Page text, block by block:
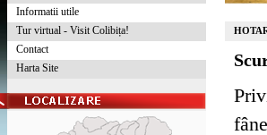
Informatii utile
Tur virtual - Visit Colibița!
Contact
Harta Site